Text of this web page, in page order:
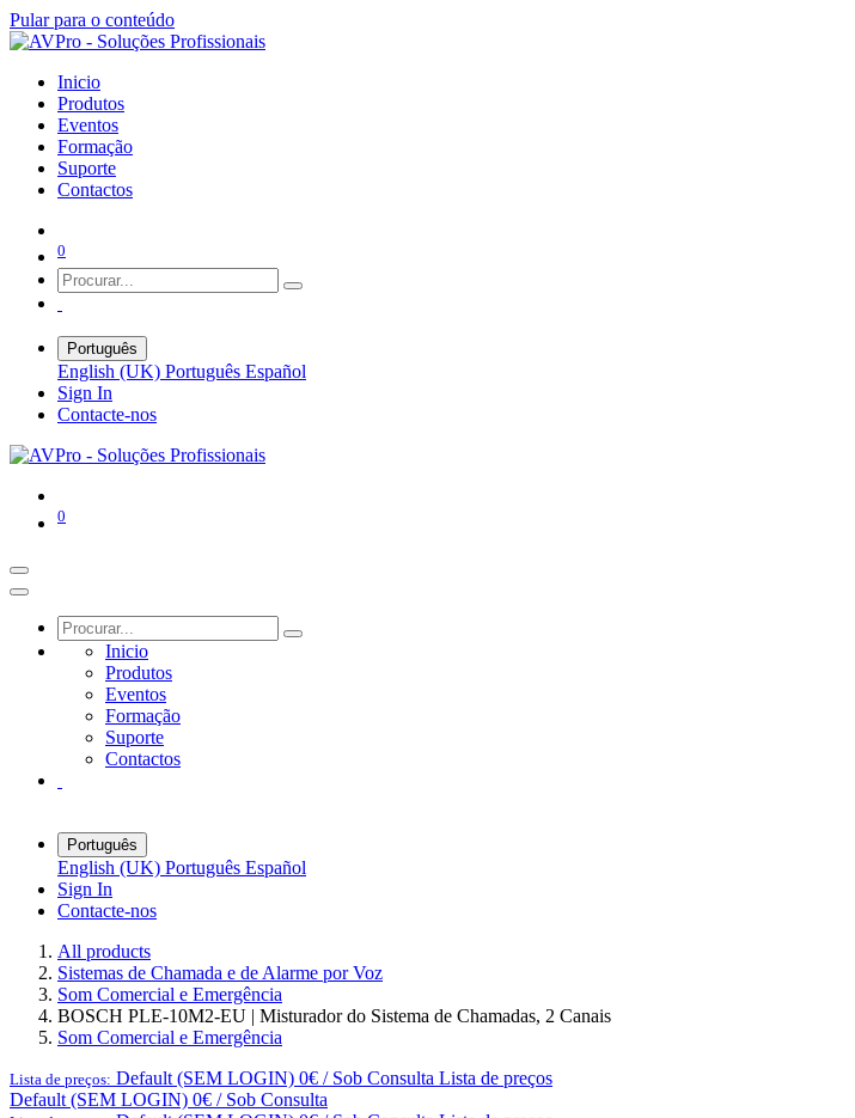
Pular para o conteúdo
Inicio
Produtos
Eventos
Formação
Suporte
Contactos
0
Português
English (UK) Português Español
Sign In
Contacte-nos
0
Inicio
Produtos
Eventos
Formação
Suporte
Contactos
Português
English (UK) Português Español
Sign In
Contacte-nos
All products
Sistemas de Chamada e de Alarme por Voz
Som Comercial e Emergência
BOSCH PLE-10M2-EU | Misturador do Sistema de Chamadas, 2 Canais
Som Comercial e Emergência
Lista de preços: Default (SEM LOGIN) 0€ / Sob Consulta Lista de preços
Default (SEM LOGIN) 0€ / Sob Consulta